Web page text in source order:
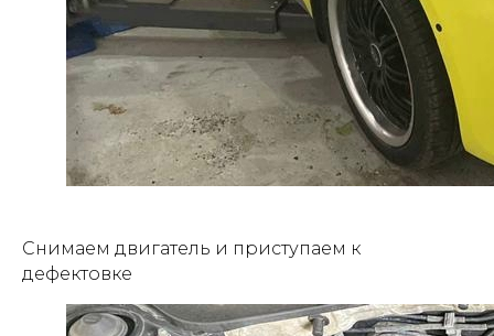
Снимаем двигатель и приступаем к
дефектовке